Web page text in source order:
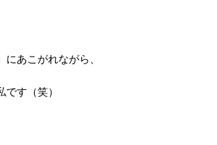
にあこがれながら、
です（笑）